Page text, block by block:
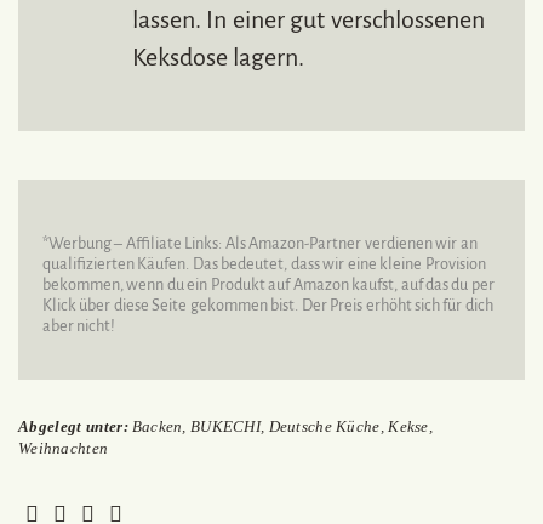
lassen. In einer gut verschlossenen
Keksdose lagern.
*Werbung – Affiliate Links: Als Amazon-Partner verdienen wir an
qualifizierten Käufen. Das bedeutet, dass wir eine kleine Provision
bekommen, wenn du ein Produkt auf Amazon kaufst, auf das du per
Klick über diese Seite gekommen bist. Der Preis erhöht sich für dich
aber nicht!
Abgelegt unter: Backen BUKECHI, Deutsche Küche Kekse
Weihnachten